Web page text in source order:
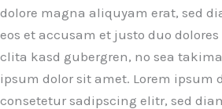
dolore magna aliquyam erat, sed
eos et accusam et justo duo
clita kasd gubergren, no sea
ipsum dolor sit amet. Lorem ipsum
consetetur sadipscing elitr, sed